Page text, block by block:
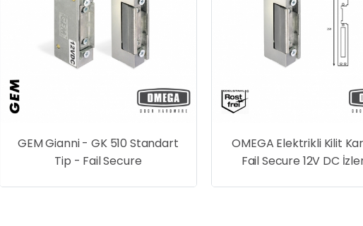
GEM Gianni - GK 510 Standart
Tip - Fail Secure
OMEGA Elektrikli Kilit
Fail Secure 12V DC